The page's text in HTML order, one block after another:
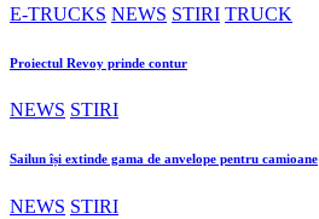
E-TRUCKS NEWS STIRI TRUCK
Proiectul Revoy prinde contur
NEWS STIRI
Sailun își extinde gama de anvelope pentru camioane
NEWS STIRI